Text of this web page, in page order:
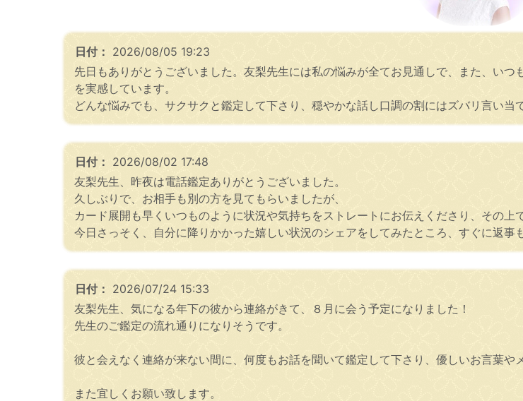
日付： 2026/08/05 19:23
先日もありがとうございました。友梨先生には私の悩みが全てお見通しで、また、い
を実感しています。
どんな悩みでも、サクサクと鑑定して下さり、穏やかな話し口調の割にはズバリ言い当
日付： 2026/08/02 17:48
友梨先生、昨夜は電話鑑定ありがとうございました。
久しぶりで、お相手も別の方を見てもらいましたが、
カード展開も早くいつものように状況や気持ちをストレートにお伝えくださり、その上
今日さっそく、自分に降りかかった嬉しい状況のシェアをしてみたところ、すぐに返事
日付： 2026/07/24 15:33
友梨先生、気になる年下の彼から連絡がきて、８月に会う予定になりました！
先生のご鑑定の流れ通りになりそうです。
彼と会えなく連絡が来ない間に、何度もお話を聞いて鑑定して下さり、優しいお言葉や
また宜しくお願い致します。